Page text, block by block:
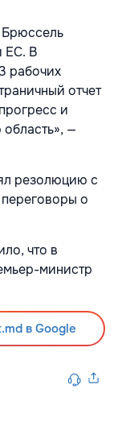
Брюссель
ЕС. В
рабочих
отчет
и
—
резолюцию с
о
что в
министр
в Google